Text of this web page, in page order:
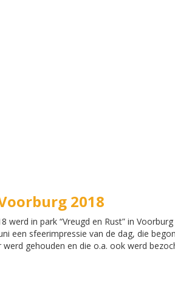
2018
werd in park “Vreugd en Rust” in
een sfeerimpressie van de dag, die
gehouden en die o.a. ook werd